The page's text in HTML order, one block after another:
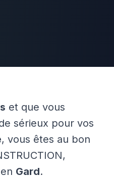
et que vous
sérieux pour vos
, vous êtes au bon
Gard.